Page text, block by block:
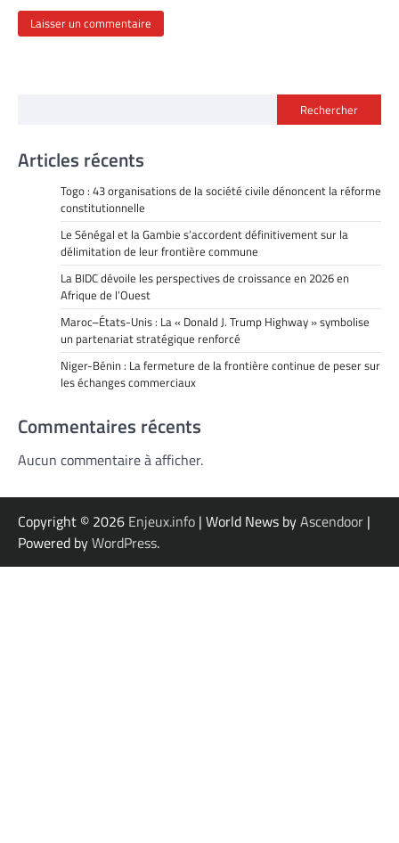
Rechercher
Articles récents
Togo : 43 organisations de la société civile dénoncent la réforme
constitutionnelle
Le Sénégal et la Gambie s’accordent définitivement sur la
délimitation de leur frontière commune
La BIDC dévoile les perspectives de croissance en 2026 en
Afrique de l’Ouest
Maroc–États-Unis : La « Donald J. Trump Highway » symbolise
un partenariat stratégique renforcé
Niger-Bénin : La fermeture de la frontière continue de peser sur
les échanges commerciaux
Commentaires récents
Aucun commentaire à afficher.
Copyright © 2026 Enjeux.info | World News byAscendoor |
Powered byWordPress.